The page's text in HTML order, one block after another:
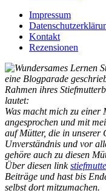
Impressum
Kontakt
Rezensionen
eine Blogparade
Rahmen ihres
lautet:
Was macht mich zu
angesprochen und mit
auf Mütter, die in unserer
Unverständnis und vor
gehöre auch zu diesen
Über diesen link
Beiträge und hast bis
selbst dort mitzumachen.